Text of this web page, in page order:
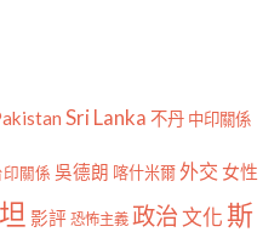
Sri Lanka 不丹 中印關係
印關係 吳德朗 喀什米爾外交 女性
影評 恐怖主義 政治文化斯